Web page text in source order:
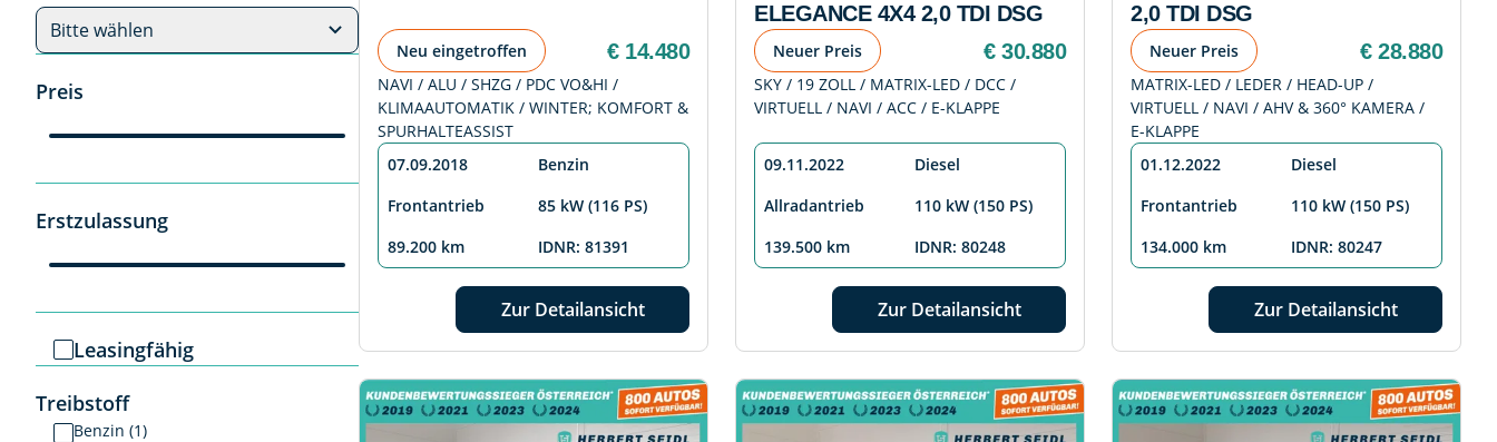
Bitte wählen
Preis
Erstzulassung
Leasingfähig
Treibstoff
Benzin (1)
Neu eingetroffen € 14.480
NAVI / ALU / SHZG / PDC VO&HI /
KLIMAAUTOMATIK / WINTER; KOMFORT &
SPURHALTEASSIST
07.09.2018
Benzin
Frontantrieb
85 kW (116 PS)
89.200 km
IDNR: 81391
Zur Detailansicht
ELEGANCE 4X4 2,0 TDI DSG
Neuer Preis € 30.880
SKY / 19 ZOLL / MATRIX-LED / DCC /
VIRTUELL / NAVI / ACC / E-KLAPPE
09.11.2022
Diesel
Allradantrieb
110 kW (150 PS)
139.500 km
IDNR: 80248
Zur Detailansicht
2,0 TDI DSG
Neuer Preis € 28.880
MATRIX-LED / LEDER / HEAD-UP /
VIRTUELL / NAVI / AHV & 360° KAMERA /
E-KLAPPE
01.12.2022
Diesel
Frontantrieb
110 kW (150 PS)
134.000 km
IDNR: 80247
Zur Detailansicht